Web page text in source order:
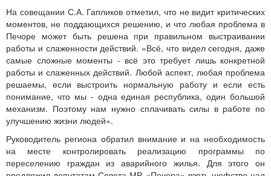
На совещании С.А. Гапликов отметил, что не видит критических
моментов, не поддающихся решению, и что любая проблема в
Печоре может быть решена при правильном выстраивании
работы и слаженности действий. «Всё, что видел сегодня, даже
самые сложные моменты - всё это требует лишь конкретной
работы и слаженных действий. Любой аспект, любая проблема
решаемы, если выстроить нормальную работу и если есть
понимание, что мы - одна единая республика, один большой
механизм. Поэтому нам нужно сплачивать силы в работе по
улучшению жизни людей».
Руководитель региона обратил внимание и на необходимость
на месте контролировать реализацию программы по
переселению граждан из аварийного жилья. Для этого он